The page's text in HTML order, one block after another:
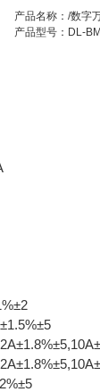
产品名称：/数字
产品型号：DL-